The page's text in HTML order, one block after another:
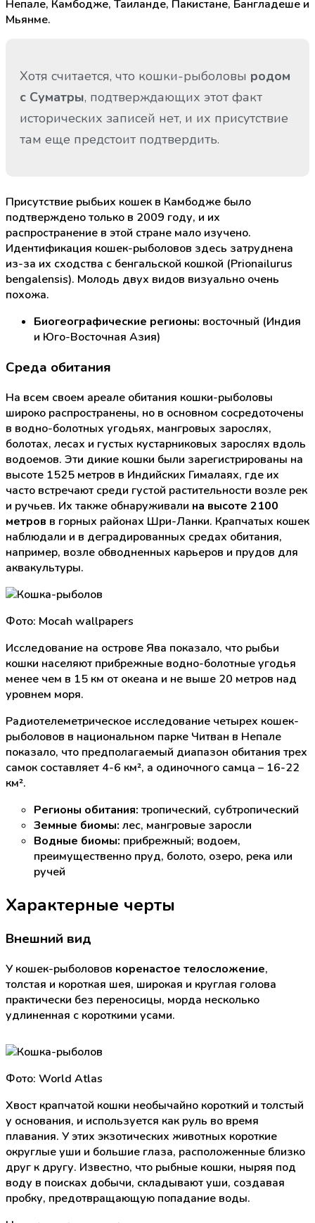
Непале, Камбодже, Таиланде, Пакистане, Бангладеше и
Мьянме.
Хотя считается, что кошки-рыболовы родом
с Суматры, подтверждающих этот факт
исторических записей нет, и их присутствие
там еще предстоит подтвердить.
Присутствие рыбьих кошек в Камбодже было
подтверждено только в 2009 году, и их
распространение в этой стране мало изучено.
Идентификация кошек-рыболовов здесь затруднена
из-за их сходства с бенгальской кошкой (Prionailurus
bengalensis). Молодь двух видов визуально очень
похожа.
Биогеографические регионы: восточный (Индия
и Юго-Восточная Азия)
Среда обитания
На всем своем ареале обитания кошки-рыболовы
широко распространены, но в основном сосредоточены
в водно-болотных угодьях, мангровых зарослях,
болотах, лесах и густых кустарниковых зарослях вдоль
водоемов. Эти дикие кошки были зарегистрированы на
высоте 1525 метров в Индийских Гималаях, где их
часто встречают среди густой растительности возле рек
и ручьев. Их также обнаруживали на высоте 2100
метров в горных районах Шри-Ланки. Крапчатых кошек
наблюдали и в деградированных средах обитания,
например, возле обводненных карьеров и прудов для
аквакультуры.
Фото: Mocah wallpapers
Исследование на острове Ява показало, что рыбьи
кошки населяют прибрежные водно-болотные угодья
менее чем в 15 км от океана и не выше 20 метров над
уровнем моря.
Радиотелеметрическое исследование четырех кошек-
рыболовов в национальном парке Читван в Непале
показало, что предполагаемый диапазон обитания трех
самок составляет 4-6 км², а одиночного самца – 16-22
км².
Регионы обитания: тропический, субтропический
Земные биомы: лес, мангровые заросли
Водные биомы: прибрежный; водоем,
преимущественно пруд, болото, озеро, река или
ручей
Характерные черты
Внешний вид
У кошек-рыболовов коренастое телосложение,
толстая и короткая шея, широкая и круглая голова
практически без переносицы, морда несколько
удлиненная с короткими усами.
Фото: World Atlas
Хвост крапчатой кошки необычайно короткий и толстый
у основания, и используется как руль во время
плавания. У этих экзотических животных короткие
округлые уши и большие глаза, расположенные близко
друг к другу. Известно, что рыбные кошки, ныряя под
воду в поисках добычи, складывают уши, создавая
пробку, предотвращающую попадание воды.